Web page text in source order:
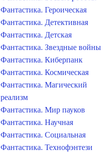
Фантастика. Героическая
Фантастика. Детективная
Фантастика. Детская
Фантастика. Звездные войны
Фантастика. Киберпанк
Фантастика. Космическая
Фантастика. Магический
реализм
Фантастика. Мир пауков
Фантастика. Научная
Фантастика. Социальная
Фантастика. Технофэнтези